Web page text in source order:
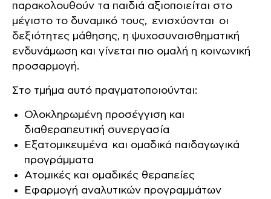
παρακολουθούν τα παιδιά αξιοποιείται στο
μέγιστο το δυναμικό τους, ενισχύονται οι
δεξιότητες μάθησης, η ψυχοσυναισθηματική
ενδυνάμωση και γίνεται πιο ομαλή η κοινωνική
προσαρμογή.
Στο τμήμα αυτό πραγματοποιούνται:
Ολοκληρωμένη προσέγγιση και
διαθεραπευτική συνεργασία
Εξατομικευμένα και ομαδικά παιδαγωγικά
προγράμματα
Ατομικές και ομαδικές θεραπείες
Εφαρμογή αναλυτικών προγραμμάτων